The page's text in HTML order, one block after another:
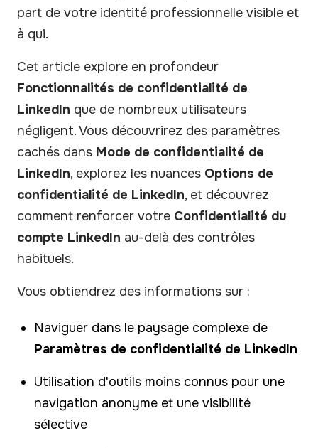
part de votre identité professionnelle visible et
à qui.
Cet article explore en profondeur
Fonctionnalités de confidentialité de
LinkedIn que de nombreux utilisateurs
négligent. Vous découvrirez des paramètres
cachés dans Mode de confidentialité de
LinkedIn, explorez les nuances Options de
confidentialité de LinkedIn, et découvrez
comment renforcer votre Confidentialité du
compte LinkedIn au-delà des contrôles
habituels.
Vous obtiendrez des informations sur :
Naviguer dans le paysage complexe de
Paramètres de confidentialité de LinkedIn
Utilisation d'outils moins connus pour une
navigation anonyme et une visibilité
sélective